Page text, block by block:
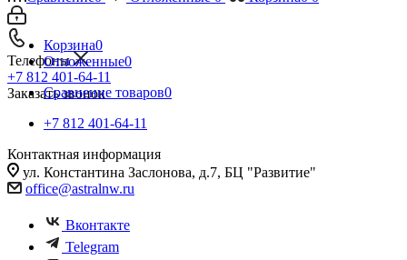
Телефоны
+7 812 401-64-11
Заказать звонок
Корзина0
Отложенные0
Сравнение товаров0
+7 812 401-64-11
Контактная информация
ул. Константина Заслонова, д.7, БЦ "Развитие"
office@astralnw.ru
Вконтакте
Telegram